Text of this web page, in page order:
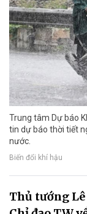
Trung tâm Dự báo
tin dự báo thời tiết
nước.
Biến đổi khí hậu
Thủ tướng